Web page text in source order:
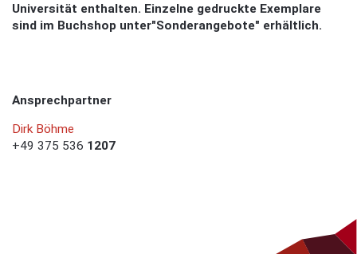
Universität enthalten. Einzelne gedruckte Exemplare
sind im Buchshop unter"Sonderangebote" erhältlich.
Ansprechpartner
Dirk Böhme
+49 375 536 1207